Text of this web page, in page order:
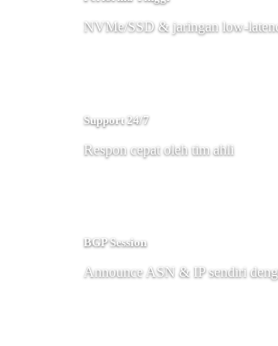
NVMe/SSD & jaringan low-
Support 24/7
Respon cepat oleh tim ahli
BGP Session
Announce ASN & IP sendiri